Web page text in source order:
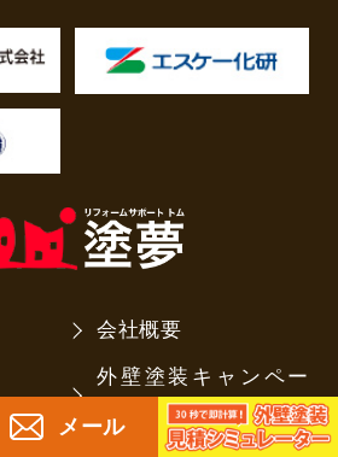
メール
会社概要
外壁塗装キャンペー
ン